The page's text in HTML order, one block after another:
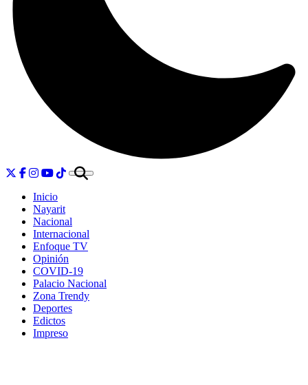
Inicio
Nayarit
Nacional
Internacional
Enfoque TV
Opinión
COVID-19
Palacio Nacional
Zona Trendy
Deportes
Edictos
Impreso